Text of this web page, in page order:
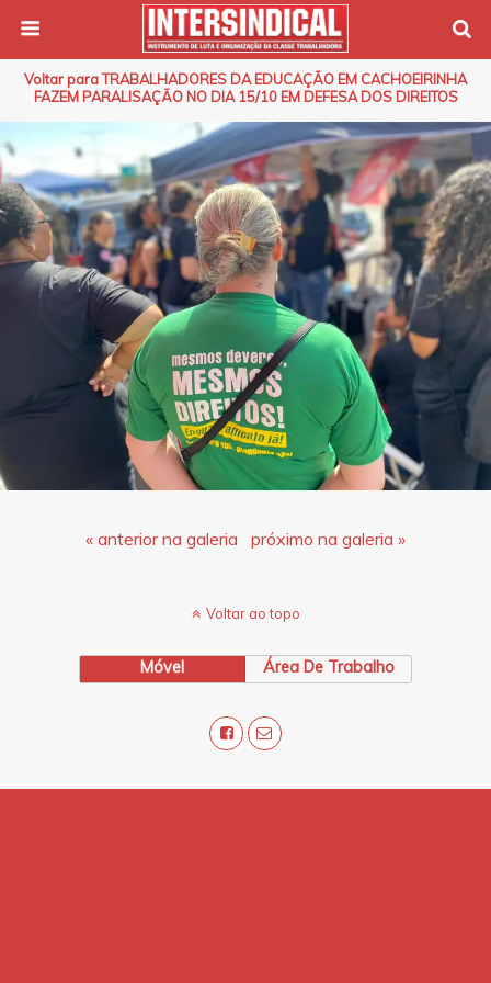
Voltar para TRABALHADORES DA EDUCAÇÃO EM CACHOEIRINHA
FAZEM PARALISAÇÃO NO DIA 15/10 EM DEFESA DOS DIREITOS
« anterior na galeria próximo na galeria »
Voltar ao topo
Móvel Área De Trabalho